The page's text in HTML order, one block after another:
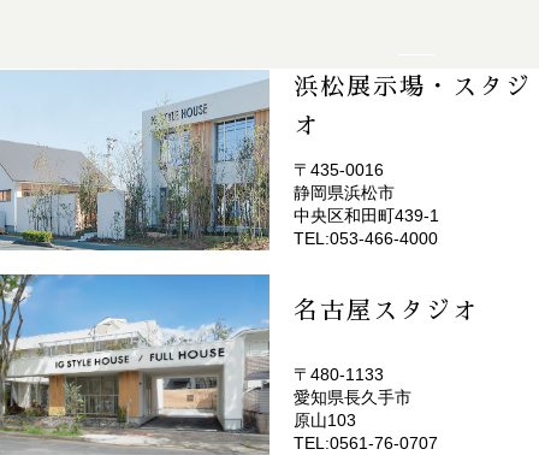
浜松展示場・スタジ
オ
(EMOTOP浜松)
〒435-0016
静岡県浜松市
中央区和田町439-1
TEL:053-466-4000
名古屋スタジオ
(EMOTOP名古屋)
〒480-1133
愛知県長久手市
原山103
TEL:0561-76-0707